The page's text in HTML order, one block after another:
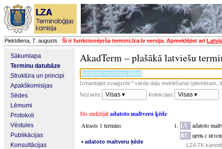
Piektdiena, 7. augusts Šī ir funkcionējoša termini.lza.lv versija. Apmeklējiet arī
Sākumlapa
Terminu datubāze
Struktūra un principi
Apakškomisijas
Sēdes
Lēmumi
Protokoli
Vēstules
Publikācijas
Konsultācijas
AkadTerm – plašākā latviešu
Izmantojiet zvaigznīti * vārda daļu meklēšanai (piemēram,
Nozares:
Visas ▾ Kolekcijas: Visas ▾
Jūs meklējātadatoto maltveru ķēde
Atrasts 1 termins
▪ adatoto maltveru ķēde
LV adatoto
RU цепь с
LZA TK